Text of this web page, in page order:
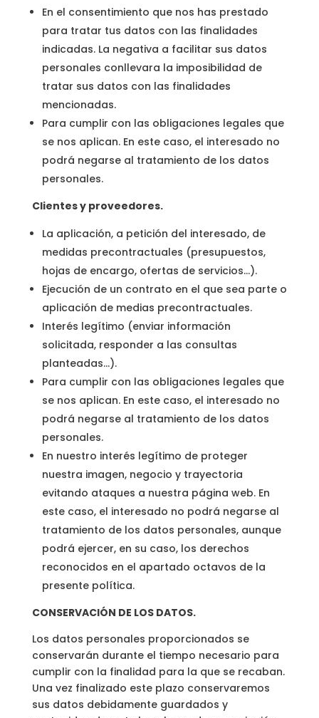
En el consentimiento que nos has prestado
para tratar tus datos con las finalidades
indicadas. La negativa a facilitar sus datos
personales conllevara la imposibilidad de
tratar sus datos con las finalidades
mencionadas.
Para cumplir con las obligaciones legales que
se nos aplican. En este caso, el interesado no
podrá negarse al tratamiento de los datos
personales.
Clientes y proveedores.
La aplicación, a petición del interesado, de
medidas precontractuales (presupuestos,
hojas de encargo, ofertas de servicios…).
Ejecución de un contrato en el que sea parte o
aplicación de medias precontractuales.
Interés legítimo (enviar información
solicitada, responder a las consultas
planteadas…).
Para cumplir con las obligaciones legales que
se nos aplican. En este caso, el interesado no
podrá negarse al tratamiento de los datos
personales.
En nuestro interés legítimo de proteger
nuestra imagen, negocio y trayectoria
evitando ataques a nuestra página web. En
este caso, el interesado no podrá negarse al
tratamiento de los datos personales, aunque
podrá ejercer, en su caso, los derechos
reconocidos en el apartado octavos de la
presente política.
CONSERVACIÓN DE LOS DATOS.
Los datos personales proporcionados se
conservarán durante el tiempo necesario para
cumplir con la finalidad para la que se recaban.
Una vez finalizado este plazo conservaremos
sus datos debidamente guardados y